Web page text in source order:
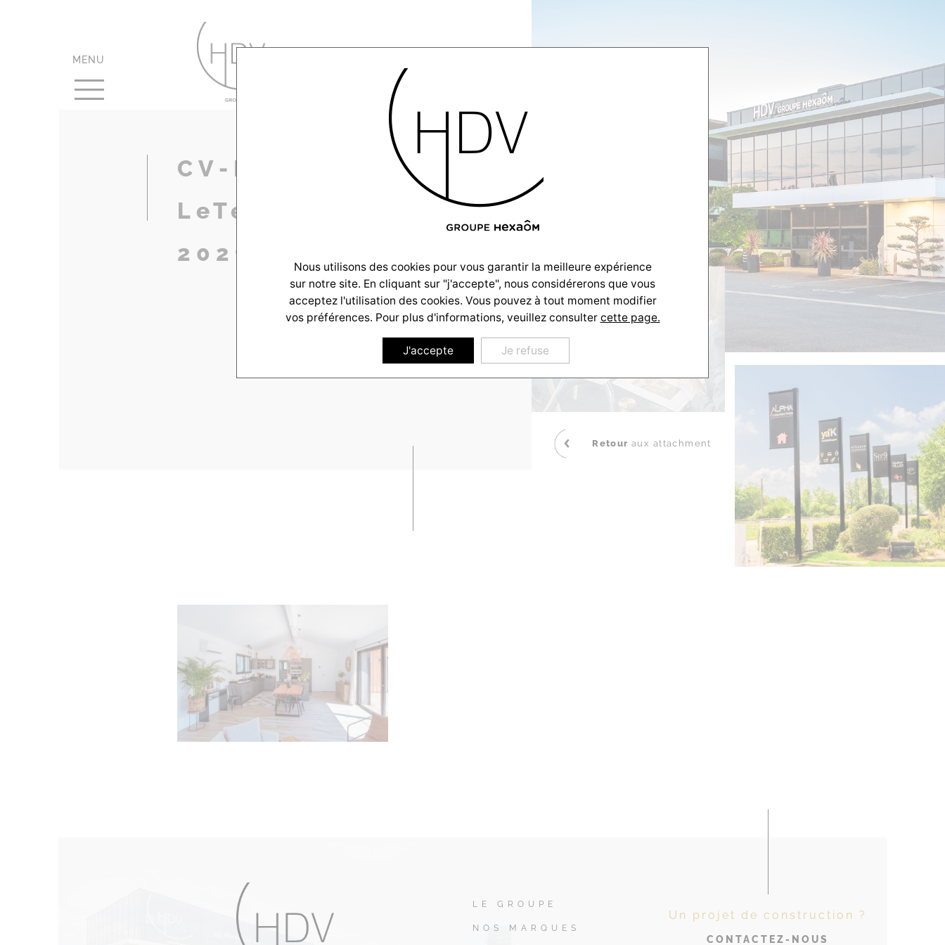
CV-Realisation-
LeTeich-
2021_0032_DSC_3823
Retour aux attachment
MENU
LE GROUPE
NOS MARQUES
Un projet de construction ?
CONTACTEZ-NOUS
Nous utilisons des cookies pour vous garantir la meilleure expérience
sur notre site. En cliquant sur "j'accepte", nous considérerons que vous
acceptez l'utilisation des cookies. Vous pouvez à tout moment modifier
vos préférences. Pour plus d'informations, veuillez consulter cette page.
J'accepte Je refuse